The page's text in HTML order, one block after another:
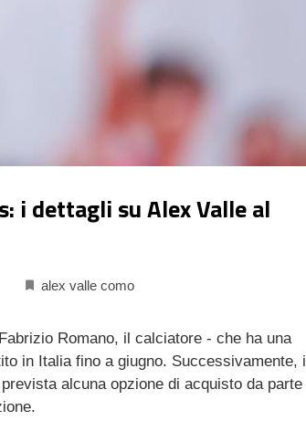
i dettagli su Alex Valle al
alex valle como
Romano, il calciatore - che ha una
in Italia fino a giugno. Successivamente, i
alcuna opzione di acquisto da parte